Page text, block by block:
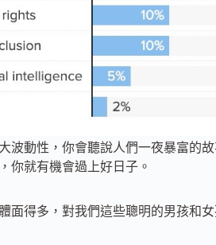
波動性，你會聽說人們一夜暴富的
你就有機會過上好日子。
面得多，對我們這些聰明的男孩和